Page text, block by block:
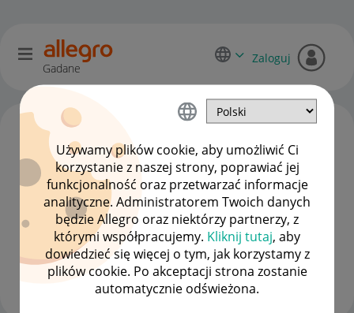
Używamy plików cookie, aby umożliwić Ci
korzystanie z naszej strony, poprawiać jej
funkcjonalność oraz przetwarzać informacje
analityczne. Administratorem Twoich danych
będzie Allegro oraz niektórzy partnerzy, z
którymi współpracujemy. Kliknij tutaj, aby
dowiedzieć się więcej o tym, jak korzystamy z
plików cookie. Po akceptacji strona zostanie
automatycznie odświeżona.
Gadane
Zaloguj
Ranczer24
#7 Wielbiciel